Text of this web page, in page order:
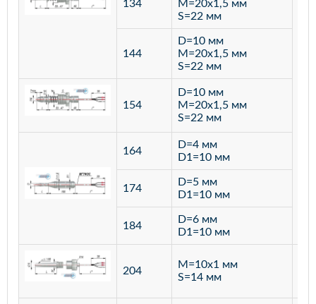
134
M=20х1,5 мм
S=22 мм
144
D=10 мм
M=20х1,5 мм
S=22 мм
154
D=10 мм
M=20х1,5 мм
S=22 мм
164
D=4 мм
D1=10 мм
174
D=5 мм
D1=10 мм
184
D=6 мм
D1=10 мм
204
M=10х1 мм
S=14 мм